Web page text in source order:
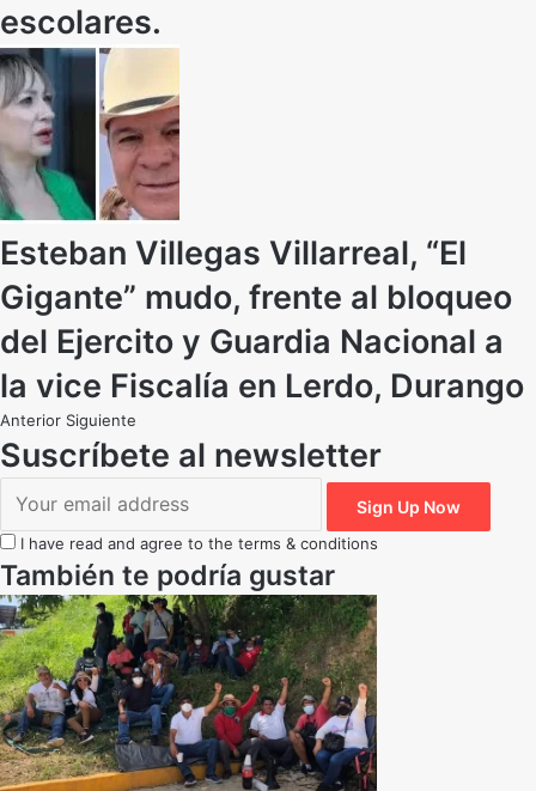
escolares.
Esteban Villegas Villarreal, “El
Gigante” mudo, frente al bloqueo
del Ejercito y Guardia Nacional a
la vice Fiscalía en Lerdo, Durango
Anterior Siguiente
Suscríbete al newsletter
I have read and agree to the terms & conditions
También te podría gustar